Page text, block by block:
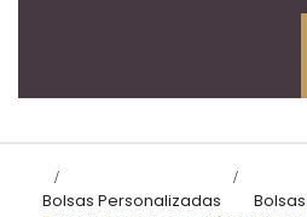
>
Bolsas Personalizadas